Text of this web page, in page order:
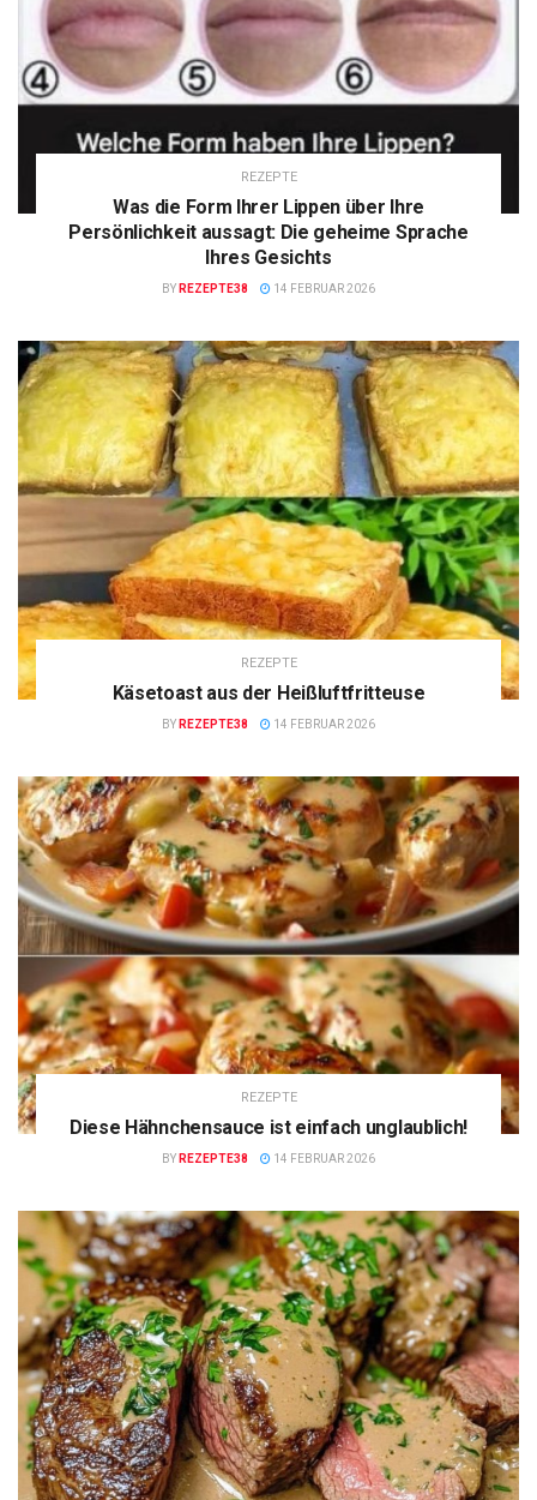
REZEPTE
Was die Form Ihrer Lippen über Ihre
Persönlichkeit aussagt: Die geheime Sprache
Ihres Gesichts
BY REZEPTE38 14 FEBRUAR 2026
REZEPTE
Käsetoast aus der Heißluftfritteuse
BY REZEPTE38 14 FEBRUAR 2026
REZEPTE
Diese Hähnchensauce ist einfach unglaublich!
BY REZEPTE38 14 FEBRUAR 2026